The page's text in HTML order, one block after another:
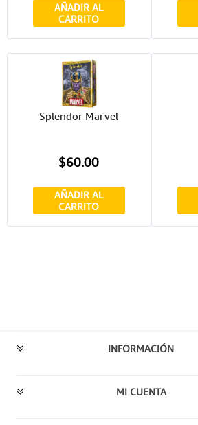
AÑADIR AL
CARRITO
Splendor Marvel
$60.00
AÑADIR AL
CARRITO
INFORMACIÓN
MI CUENTA